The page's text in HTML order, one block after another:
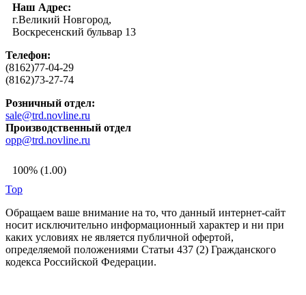
Наш Адрес:
г.Великий Новгород,
Воскресенский бульвар 13
Телефон:
(8162)77-04-29
(8162)73-27-74
Розничный отдел:
sale@trd.novline.ru
Производственный отдел
opp@trd.novline.ru
100% (1.00)
Top
Обращаем ваше внимание на то, что данный интернет-сайт
носит исключительно информационный характер и ни при
каких условиях не является публичной офертой,
определяемой положениями Статьи 437 (2) Гражданского
кодекса Российской Федерации.